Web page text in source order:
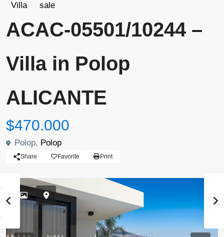
Villa sale
ACAC-05501/10244 –
Villa in Polop
ALICANTE
$470.000
Polop, Polop
Share Favorite Print